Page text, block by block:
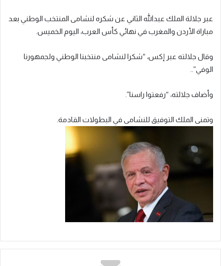
عبر جلالة الملك عبدالله الثاني عن شكره لنشامى المنتخب الوطني بعد
مباراة الأردن والمغرب في نهائي كأس العرب، اليوم الخميس.
وقال جلالته عبر إكس، “شكرا لنشامى منتخبنا الوطني ولجمهورنا
الوفي”..
وأضاف جلالته، “رفعتوا راسنا”.
وتمنى الملك التوفيق للنشامى في البطولات القادمة.